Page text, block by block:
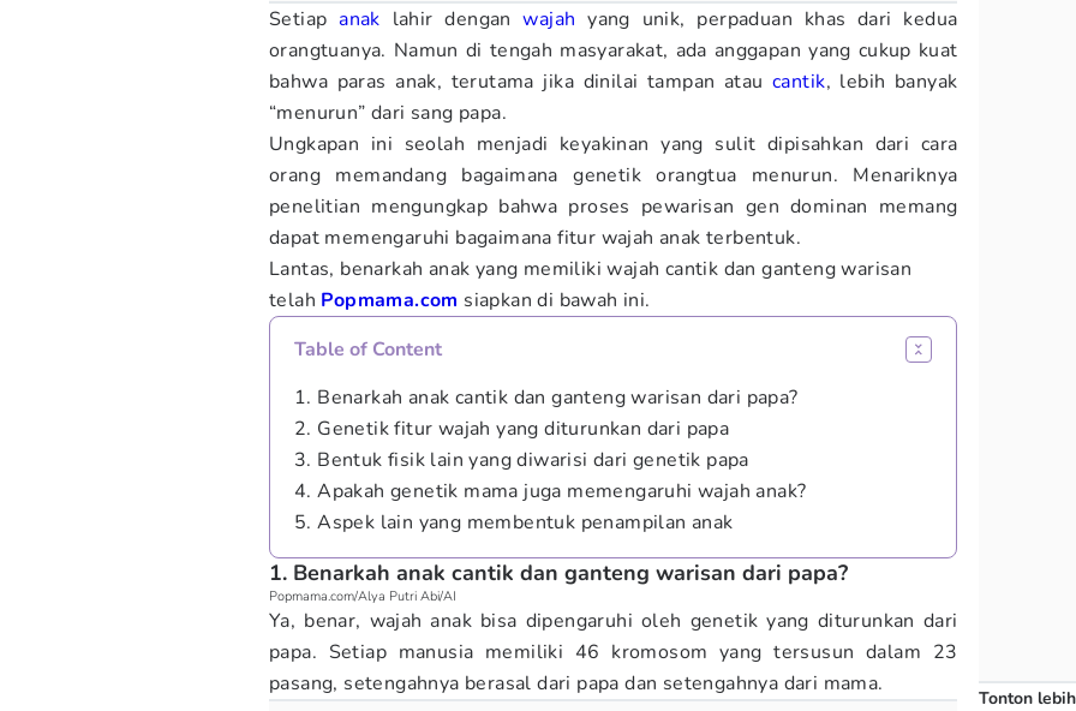
Setiapanak lahir denganwajah yang unik, perpaduan khas dari kedua
orangtuanya. Namun di tengah masyarakat, ada anggapan yang cukup kuat
bahwa paras anak, terutama jika dinilai tampan ataucantik, lebih banyak
“menurun” dari sang papa.
Ungkapan ini seolah menjadi keyakinan yang sulit dipisahkan dari cara
orang memandang bagaimana genetik orangtua menurun. Menariknya
penelitian mengungkap bahwa proses pewarisan gen dominan memang
dapat memengaruhi bagaimana fitur wajah anak terbentuk.
Lantas, benarkah anak yang memiliki wajah cantik dan ganteng warisan
telah Popmama.com siapkan di bawah ini.
Table of Content
1. Benarkah anak cantik dan ganteng warisan dari papa?
2. Genetik fitur wajah yang diturunkan dari papa
3. Bentuk fisik lain yang diwarisi dari genetik papa
4. Apakah genetik mama juga memengaruhi wajah anak?
5. Aspek lain yang membentuk penampilan anak
1. Benarkah anak cantik dan ganteng warisan dari papa?
Popmama.com/Alya Putri Abi/AI
Ya, benar, wajah anak bisa dipengaruhi oleh genetik yang diturunkan dari
papa. Setiap manusia memiliki 46 kromosom yang tersusun dalam 23
pasang, setengahnya berasal dari papa dan setengahnya dari mama.
Tonton